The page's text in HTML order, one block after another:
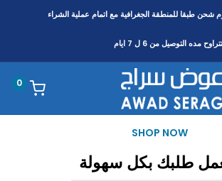
شحن طبقا للمنطقةالجغرافية مع اتمام عملية الشراء
مده التوصيل من 6 ل 7 ايام
0
SHOP NOW
طلبك بكل سهولة